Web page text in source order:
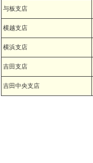
与板支店
横越支店
横浜支店
吉田支店
吉田中央支店